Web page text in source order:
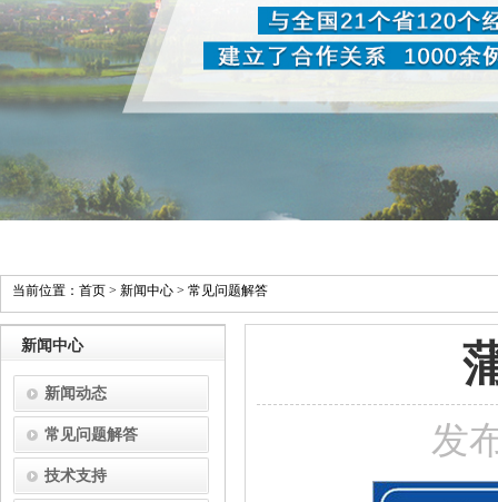
当前位置： 首页 > 新闻中心 > 常见问题解答
发
新闻中心
新闻动态
常见问题解答
技术支持